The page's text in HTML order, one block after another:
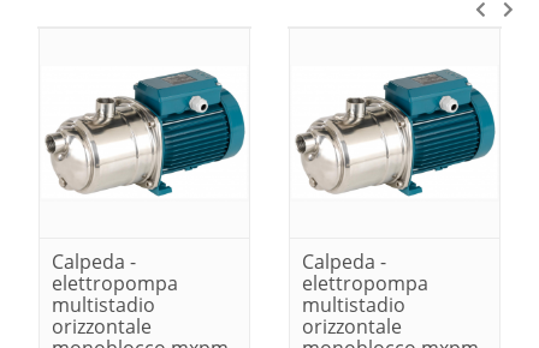
Calpeda -
elettropompa
multistadio
orizzontale
Calpeda -
elettropompa
multistadio
orizzontale